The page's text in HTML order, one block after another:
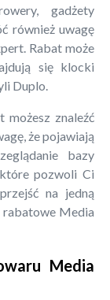
gadżety
również uwagę
Rabat może
się klocki
Duplo.
znaleźć
że pojawiają
bazy
pozwoli Ci
na jedną
rabatowe Media
Media